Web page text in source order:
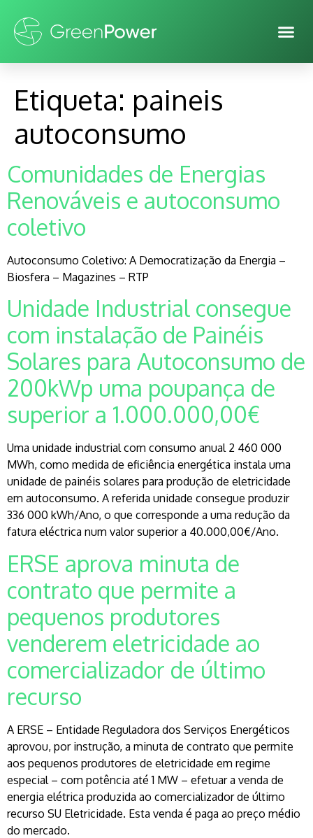
Etiqueta: paineis
autoconsumo
Comunidades de Energias
Renováveis e autoconsumo
coletivo
Autoconsumo Coletivo: A Democratização da Energia –
Biosfera – Magazines – RTP
Unidade Industrial consegue
com instalação de Painéis
Solares para Autoconsumo de
200kWp uma poupança de
superior a 1.000.000,00€
Uma unidade industrial com consumo anual 2 460 000
MWh, como medida de eficiência energética instala uma
unidade de painéis solares para produção de eletricidade
em autoconsumo. A referida unidade consegue produzir
336 000 kWh/Ano, o que corresponde a uma redução da
fatura eléctrica num valor superior a 40.000,00€/Ano.
ERSE aprova minuta de
contrato que permite a
pequenos produtores
venderem eletricidade ao
comercializador de último
recurso
A ERSE – Entidade Reguladora dos Serviços Energéticos
aprovou, por instrução, a minuta de contrato que permite
aos pequenos produtores de eletricidade em regime
especial – com potência até 1 MW – efetuar a venda de
energia elétrica produzida ao comercializador de último
recurso SU Eletricidade. Esta venda é paga ao preço médio
do mercado.